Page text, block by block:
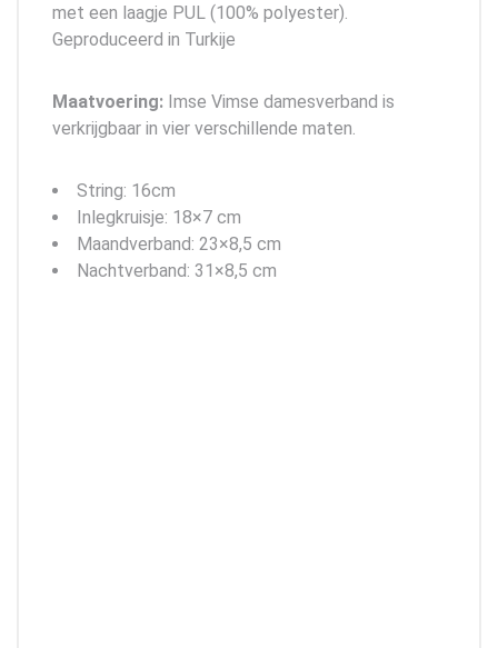
met een laagje PUL (100% polyester).
Geproduceerd in Turkije
Maatvoering: Imse Vimse damesverband is
verkrijgbaar in vier verschillende maten.
String: 16cm
Inlegkruisje: 18×7 cm
Maandverband: 23×8,5 cm
Nachtverband: 31×8,5 cm